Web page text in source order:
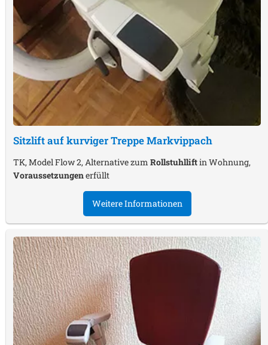
Sitzlift auf kurviger TreppeMarkvippach
TK, Model Flow 2, Alternative zum Rollstuhlliftin Wohnung,
Voraussetzungenerfüllt
Weitere Informationen